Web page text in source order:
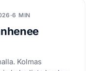
·6 MIN
Kolmas